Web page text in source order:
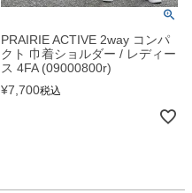
PRAIRIE ACTIVE 2way コンパ
クト 巾着ショルダー / レディー
ス 4FA (09000800r)
¥7,700税込